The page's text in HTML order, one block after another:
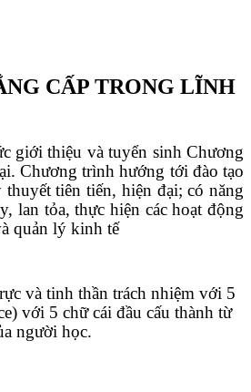
CẤP TRONG LĨNH
giới thiệu và tuyển sinh Chương
Chương trình hướng tới đào tạo
tiên tiến, hiện đại; có năng
lan tỏa, thực hiện các hoạt động
quản lý kinh tế
và tinh thần trách nhiệm với 5
với 5 chữ cái đầu cấu thành từ
người học.